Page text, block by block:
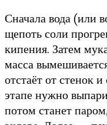
Сначала вода (или
щепоть соли
кипения. Затем
масса
отстаёт от стенок
этапе нужно
потом станет